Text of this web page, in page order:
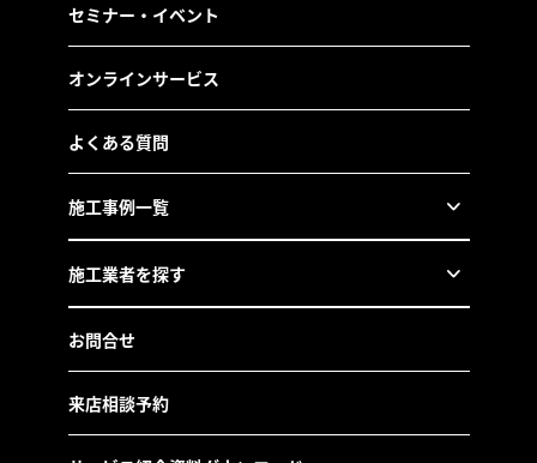
セミナー・イベント
オンラインサービス
よくある質問
施工事例一覧
施工業者を探す
お問合せ
来店相談予約